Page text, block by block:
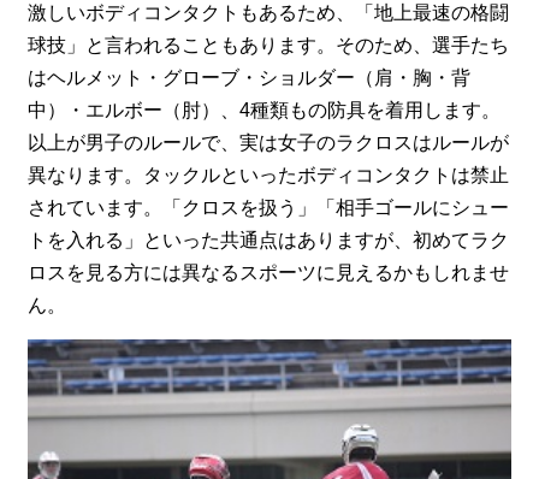
激しいボディコンタクトもあるため、「地上最速の格闘
球技」と言われることもあります。そのため、選手たち
はヘルメット・グローブ・ショルダー（肩・胸・背
中）・エルボー（肘）、4種類もの防具を着用します。
以上が男子のルールで、実は女子のラクロスはルールが
異なります。タックルといったボディコンタクトは禁止
されています。「クロスを扱う」「相手ゴールにシュー
トを入れる」といった共通点はありますが、初めてラク
ロスを見る方には異なるスポーツに見えるかもしれませ
ん。